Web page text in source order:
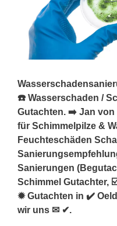
☎️ Wasserschaden /
Gutachten. ➡️ Jan
für Schimmelpilze &
Feuchteschäden
Sanierungen
Schimmel Gutachter,
✹ Gutachten in ✔️
wir uns ✉ ✔.